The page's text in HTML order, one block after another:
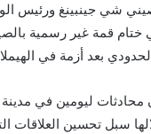
شي جينبينغ ورئيس
ختام قمة غير رسمية
بعد أزمة في
محادثات ليومين في
سبل تحسين العلاقات